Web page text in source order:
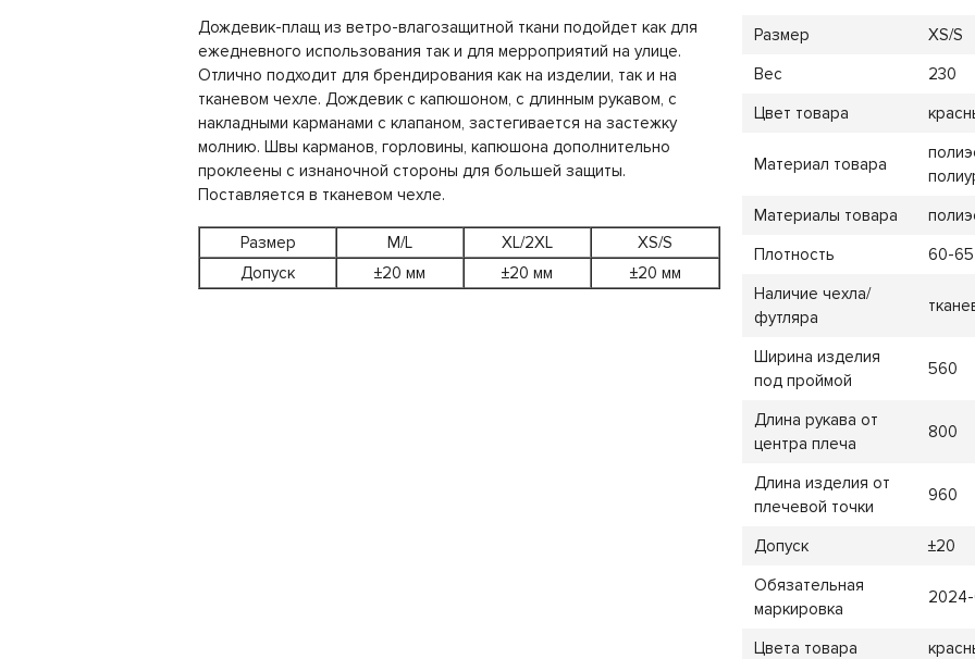
Дождевик-плащ из ветро-влагозащитной ткани подойдет как для
ежедневного использования так и для мерроприятий на улице.
Отлично подходит для брендирования как на изделии, так и на
тканевом чехле. Дождевик с капюшоном, с длинным рукавом, с
накладными карманами с клапаном, застегивается на застежку
молнию. Швы карманов, горловины, капюшона дополнительно
проклеены с изнаночной стороны для большей защиты.
Поставляется в тканевом чехле.
Размер M/L XL/2XL
XS/S
Допуск
±20 мм ±20 мм ±20 мм
Размер
XS/S
Вес
230
Цвет товара
Материал товара
Материалы товара
Плотность
60-65
Наличие чехла/
футляра
Ширина изделия
под проймой
560
Длина рукава от
центра плеча
800
Длина изделия от
плечевой точки
960
Допуск
±20
Обязательная
маркировка
Цвета товара